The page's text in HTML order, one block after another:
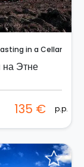
in a Cellar
на Этне
135 € p.p.